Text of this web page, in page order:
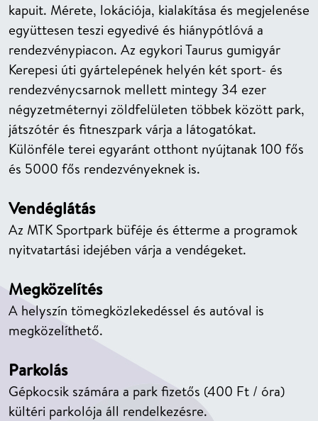
kapuit. Mérete, lokációja, kialakítása és megjelenése
együttesen teszi egyedivé és hiánypótlóvá a
rendezvénypiacon. Az egykori Taurus gumigyár
Kerepesi úti gyártelepének helyén két sport- és
rendezvénycsarnok mellett mintegy 34 ezer
négyzetméternyi zöldfelületen többek között park,
játszótér és fitneszpark várja a látogatókat.
Különféle terei egyaránt otthont nyújtanak 100 fős
és 5000 fős rendezvényeknek is.
Vendéglátás
Az MTK Sportpark büféje és étterme a programok
nyitvatartási idejében várja a vendégeket.
Megközelítés
A helyszín tömegközlekedéssel és autóval is
megközelíthető.
Parkolás
Gépkocsik számára a park fizetős (400 Ft / óra)
kültéri parkolója áll rendelkezésre.